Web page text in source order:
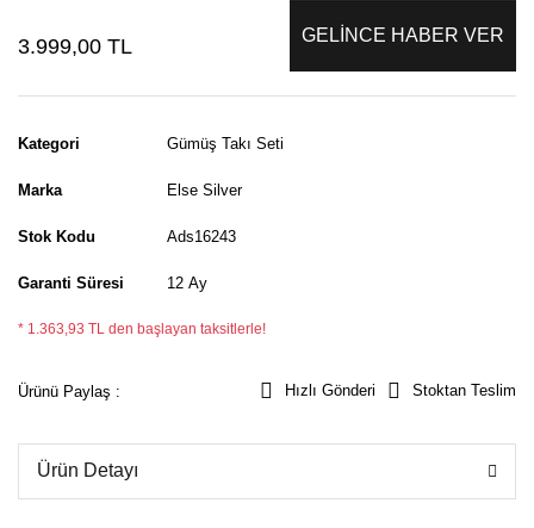
3.999,00 TL GELİNCE HABER VER
Kategori Gümüş Takı Seti
Marka Else Silver
Stok Kodu Ads16243
Garanti Süresi 12 Ay
* 1.363,93 TL den başlayan taksitlerle!
Ürünü Paylaş : Hızlı Gönderi Stoktan Teslim
Ürün Detayı